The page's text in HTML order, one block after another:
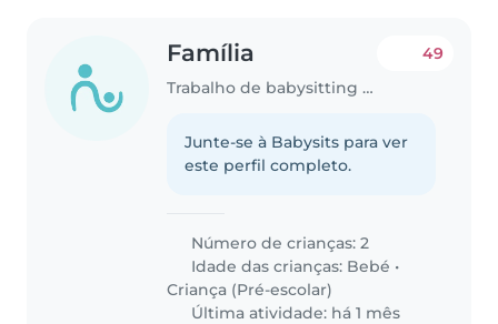
Família
Trabalho de babysitting em Lisboa
49
Junte-se à Babysits para ver
este perfil completo.
Número de crianças: 2
Idade das crianças: Bebé •
Criança (Pré-escolar)
Última atividade: há 1 mês